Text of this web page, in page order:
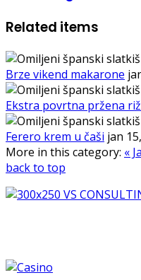
Related items
Brze vikend makarone
Ekstra povrtna pržena
Ferero krem u čaši jan
More in this category: «
back to top